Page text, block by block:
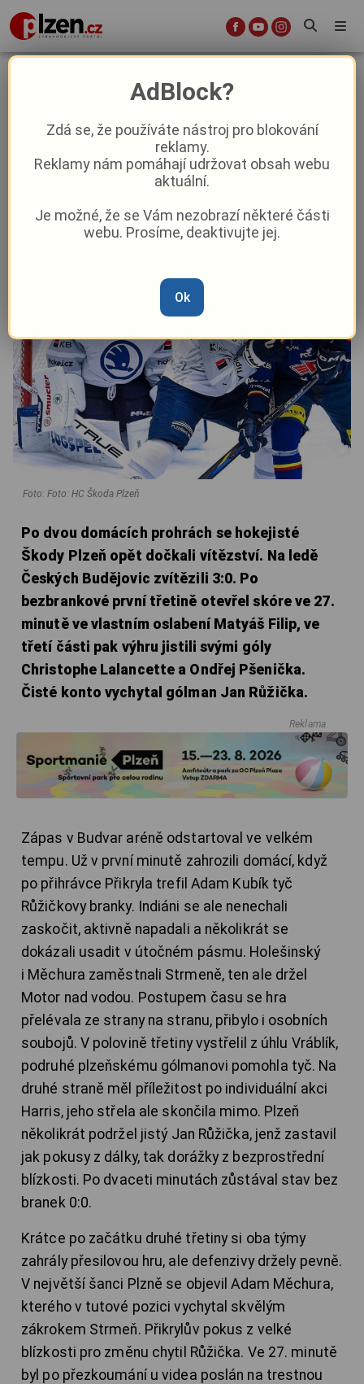
Růžička vychytal českobudějovické
střelce, Plzeň odvezla z jihu Čech
tři body
Sport Aktuálně
Marie Osvaldová –19. 10. 2025|17:25
Foto: Foto: HC Škoda Plzeň
Po dvou domácích prohrách se hokejisté
Škody Plzeň opět dočkali vítězství. Na ledě
Českých Budějovic zvítězili 3:0. Po
bezbrankové první třetině otevřel skóre ve 27.
minutě ve vlastním oslabení Matyáš Filip, ve
třetí části pak výhru jistili svými góly
Christophe Lalancette a Ondřej Pšenička.
Čisté konto vychytal gólman Jan Růžička.
Reklama
Zápas v Budvar aréně odstartoval ve velkém
tempu. Už v první minutě zahrozili domácí, když
po přihrávce Přikryla trefil Adam Kubík tyč
Růžičkovy branky. Indiáni se ale nenechali
zaskočit, aktivně napadali a několikrát se
dokázali usadit v útočném pásmu. Holešinský
i Měchura zaměstnali Strmeně, ten ale držel
Motor nad vodou. Postupem času se hra
přelévala ze strany na stranu, přibylo i osobních
soubojů. V polovině třetiny vystřelil z úhlu Vráblík,
podruhé plzeňskému gólmanovi pomohla tyč. Na
druhé straně měl příležitost po individuální akci
Harris, jeho střela ale skončila mimo. Plzeň
několikrát podržel jistý Jan Růžička, jenž zastavil
jak pokusy z dálky, tak dorážky z bezprostřední
blízkosti. Po dvaceti minutách zůstával stav bez
branek 0:0.
Krátce po začátku druhé třetiny si oba týmy
zahrály přesilovou hru, ale defenzivy držely pevně.
V největší šanci Plzně se objevil Adam Měchura,
kterého v tutové pozici vychytal skvělým
zákrokem Strmeň. Přikrylův pokus z velké
blízkosti pro změnu chytil Růžička. Ve 27. minutě
byl po přezkoumání u videa poslán na trestnou
AdBlock?
Zdá se, že používáte nástroj pro blokování
reklamy.
Reklamy nám pomáhají udržovat obsah webu
aktuální.
Je možné, že se Vám nezobrazí některé části
webu. Prosíme, deaktivujte jej.
Ok